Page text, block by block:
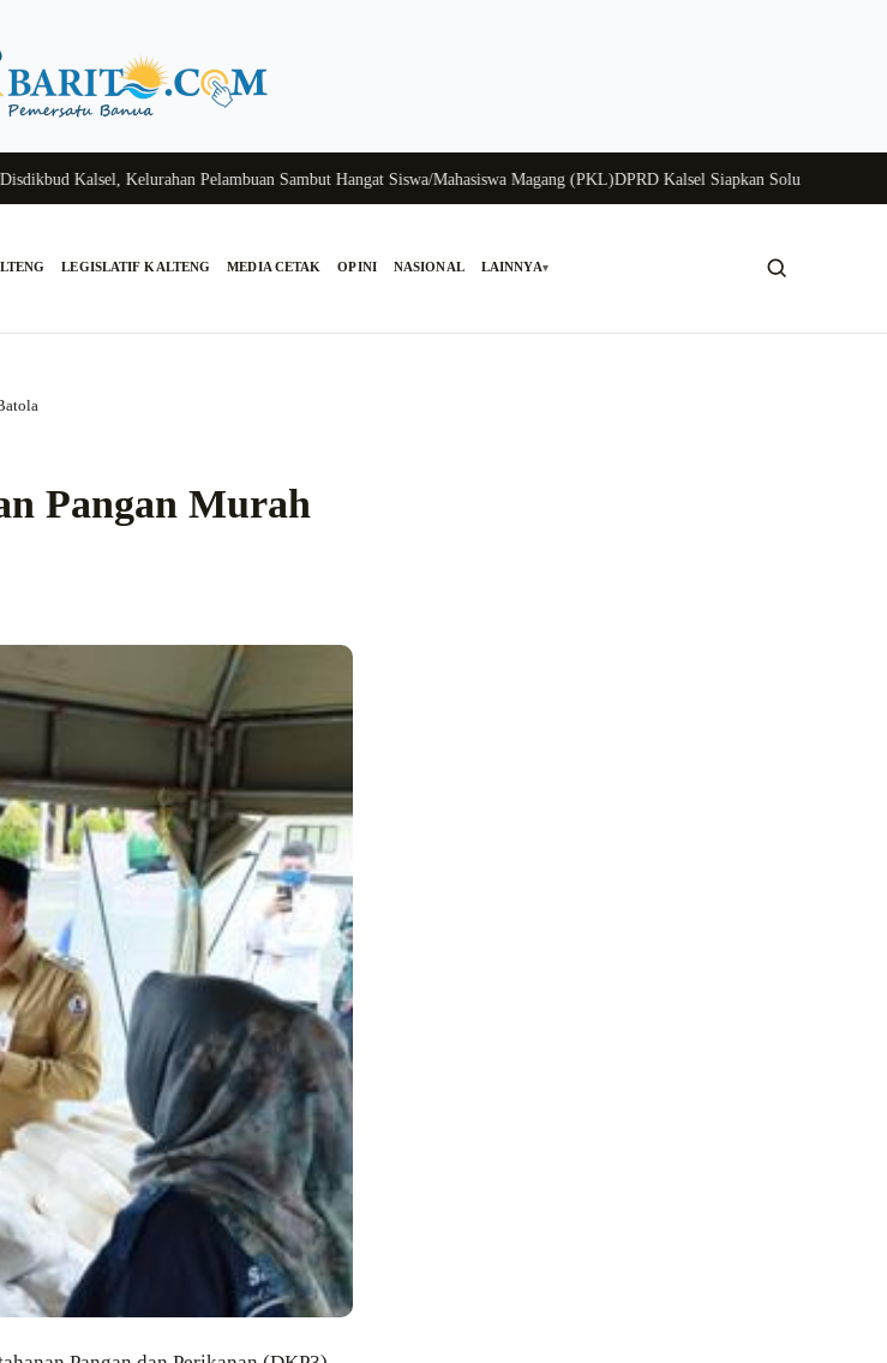
Kalsel, Kelurahan Pelambuan Sambut Hangat Siswa/Mahasiswa Magang (PKL) DPRD Kalsel Siapkan Solusi Krisis
LEGISLATIF KALTENG MEDIA CETAK OPINI NASIONAL LAINNYA▾
Pangan Murah